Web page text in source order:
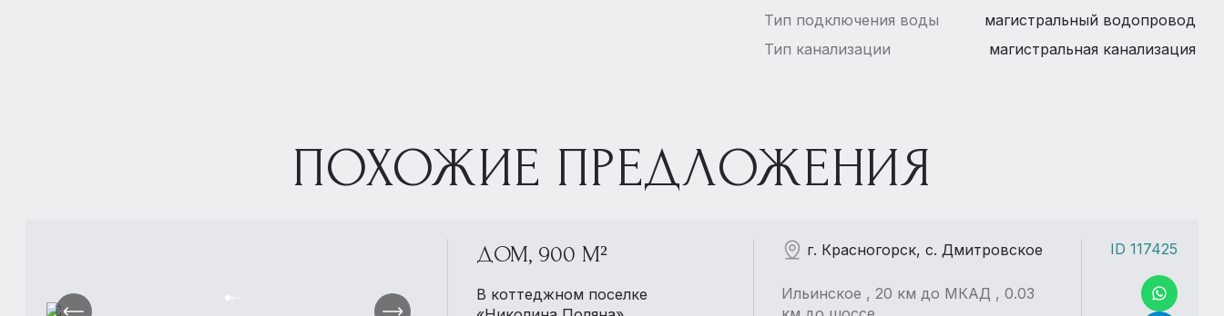
Тип подключения воды
магистральный водопровод
Тип канализации
магистральная канализация
ПОХОЖИЕ ПРЕДЛОЖЕНИЯ
ДОМ, 900 М²
В коттеджном поселке
г. Красногорск, с. Дмитровское
Ильинское , 20 км до МКАД , 0.03
ID 117425